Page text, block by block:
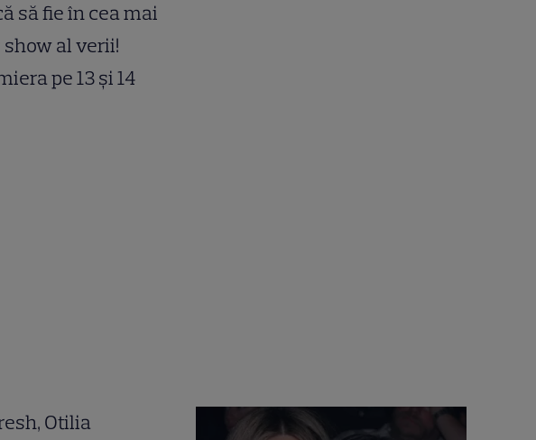
să fie în cea mai
al verii!
pe 13 și 14
Otilia